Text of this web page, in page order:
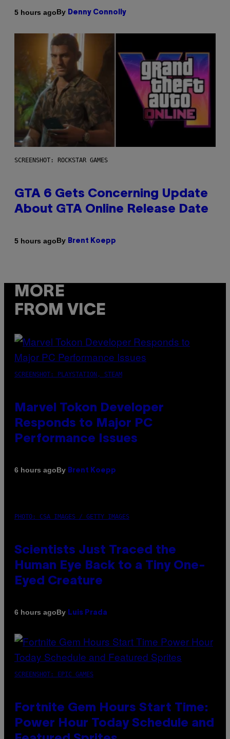
5 hours agoBy Denny Connolly
SCREENSHOT: ROCKSTAR GAMES
GTA 6 Gets Concerning Update
About GTA Online Release Date
5 hours agoBy Brent Koepp
MORE
FROM VICE
SCREENSHOT: PLAYSTATION, STEAM
Marvel Tokon Developer
Responds to Major PC
Performance Issues
6 hours agoBy Brent Koepp
PHOTO: CSA IMAGES / GETTY IMAGES
Scientists Just Traced the
Human Eye Back to a Tiny One-
Eyed Creature
6 hours agoBy Luis Prada
SCREENSHOT: EPIC GAMES
Fortnite Gem Hours Start Time:
Power Hour Today Schedule and